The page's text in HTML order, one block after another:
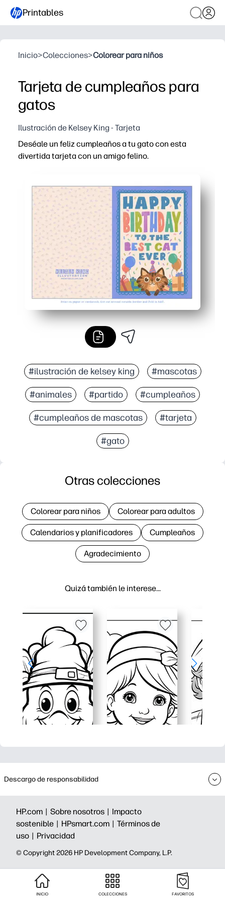
Printables
Inicio>Colecciones>Colorear para niños
Tarjeta de cumpleaños para
gatos
Ilustración de Kelsey King - Tarjeta
Deséale un feliz cumpleaños a tu gato con esta
divertida tarjeta con un amigo felino.
Involucra a los niños: pueden firmar, añadir pegatinas
Personalízalo fácilmente: escribe una nota sincera o
Ahorra tiempo a las familias ocupadas: olvídate de ir
#ilustración de kelsey king #mascotas
#animales #partido #cumpleaños
#cumpleaños de mascotas #tarjeta
#gato
Quizá también le interese…
Otras colecciones
Colorear para niños Colorear para adultos
Calendarios y planificadores Cumpleaños
Agradecimiento
Descargo de responsabilidad
HP.com | Sobre nosotros | Impacto
sostenible | HPsmart.com | Términos de
uso | Privacidad
©️ Copyright 2026 HP Development Company, L.P.
INICIO COLECCIONES FAVORITOS